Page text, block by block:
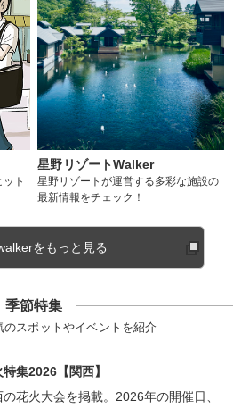
ト
星野リゾートWalker
星野リゾートが運営する多彩な施設の
最新情報をチェック！
をもっと見る
季節特集
のスポットやイベントを紹介
集2026【関西】
の花火大会を掲載。2026年の開催日、